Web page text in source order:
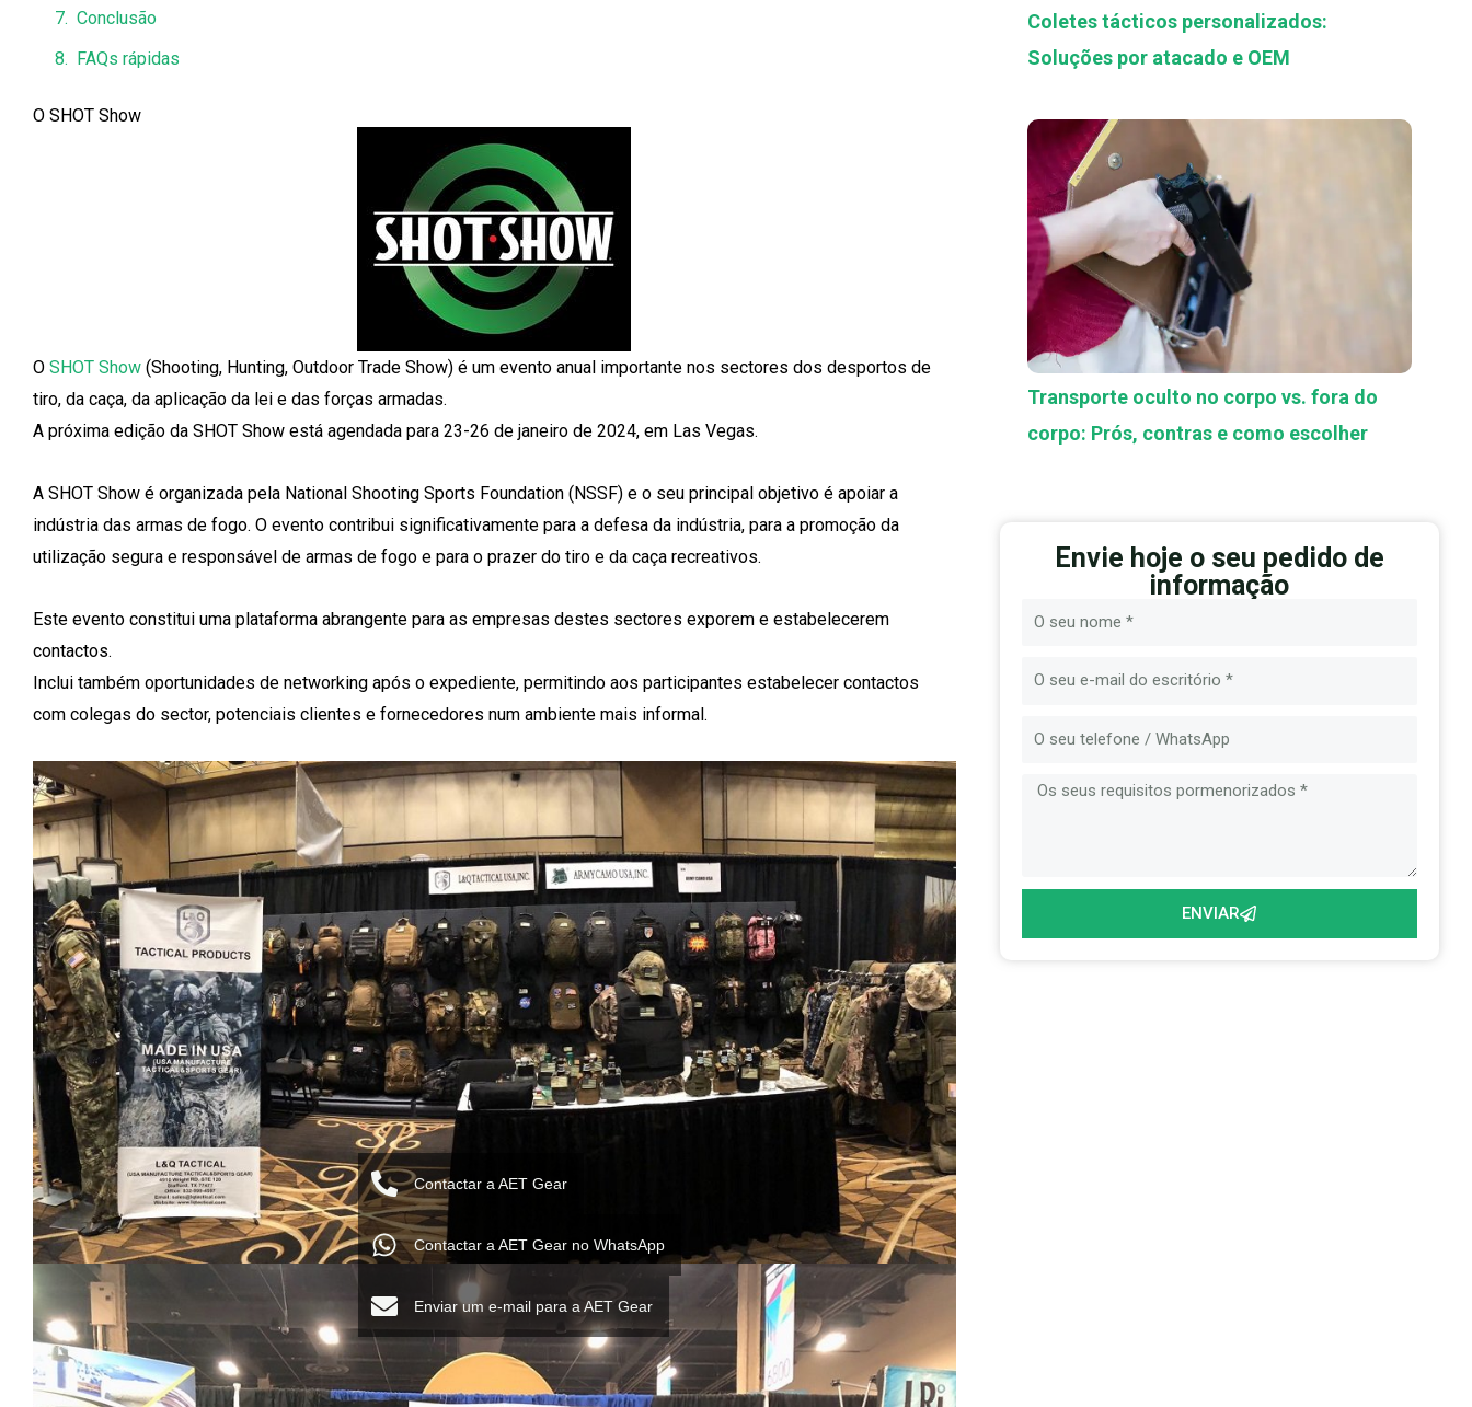
Conclusão
FAQs rápidas
O SHOT Show
O SHOT Show (Shooting, Hunting, Outdoor Trade Show) é um evento anual importante nos sectores dos desportos de
tiro, da caça, da aplicação da lei e das forças armadas.
A próxima edição da SHOT Show está agendada para 23-26 de janeiro de 2024, em Las Vegas.
A SHOT Show é organizada pela National Shooting Sports Foundation (NSSF) e o seu principal objetivo é apoiar a
indústria das armas de fogo. O evento contribui significativamente para a defesa da indústria, para a promoção da
utilização segura e responsável de armas de fogo e para o prazer do tiro e da caça recreativos.
Este evento constitui uma plataforma abrangente para as empresas destes sectores exporem e estabelecerem
contactos.
Inclui também oportunidades de networking após o expediente, permitindo aos participantes estabelecer contactos
com colegas do sector, potenciais clientes e fornecedores num ambiente mais informal.
Coletes tácticos personalizados:
Soluções por atacado e OEM
Transporte oculto no corpo vs. fora do
corpo: Prós, contras e como escolher
Envie hoje o seu pedido de
informação
Nome
E-
Mensagem
ENVIAR
Contactar a AET Gear
Contactar a AET Gear no WhatsApp
Enviar um e-mail para a AET Gear